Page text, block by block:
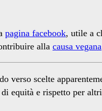
pagina facebook, utile a
alla causa vegana
verso scelte
equità e rispetto per